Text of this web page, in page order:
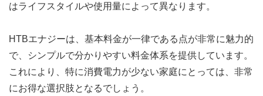
はライフスタイルや使用量によって異なります。
HTBエナジーは、基本料金が一律である点が非常に魅力的
で、シンプルで分かりやすい料金体系を提供しています。
これにより、特に消費電力が少ない家庭にとっては、非常
にお得な選択肢となるでしょう。